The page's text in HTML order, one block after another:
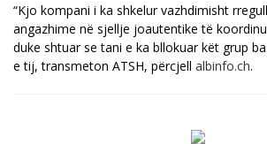
“Kjo kompani i ka shkelur vazhdimisht
angazhime në sjellje joautentike të
duke shtuar se tani e ka bllokuar kët grup
e tij, transmeton ATSH, përcjell albinfo.ch.